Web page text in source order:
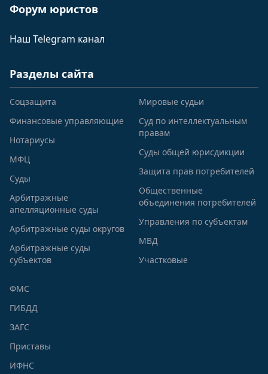
Форум юристов
Наш Telegram канал
Разделы сайта
Соцзащита
Финансовые управляющие
Нотариусы
МФЦ
Суды
Арбитражные
апелляционные суды
Арбитражные суды округов
Арбитражные суды
субъектов
Мировые судьи
Суд по интеллектуальным
правам
Суды общей юрисдикции
Защита прав потребителей
Общественные
объединения потребителей
Управления по субъектам
МВД
Участковые
ФМС
ГИБДД
ЗАГС
Приставы
ИФНС